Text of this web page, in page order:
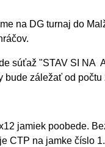
na DG turnaj do
súťaž "STAV SI
bude záležať od
jamiek poobede.
CTP na jamke číslo 1.